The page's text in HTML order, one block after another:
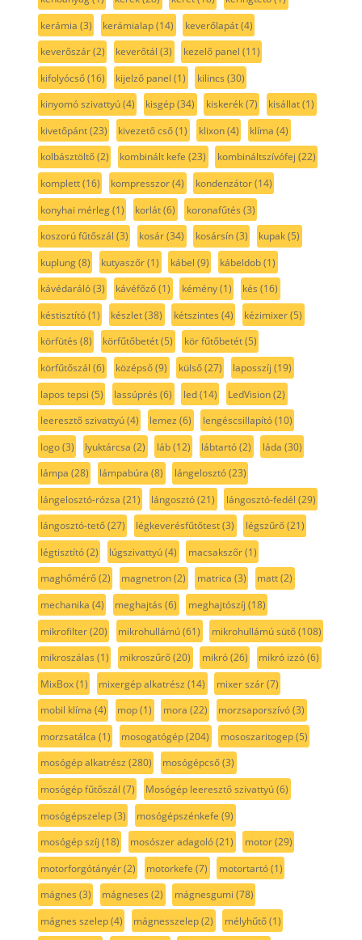
kerámia (3) kerámialap(14) keverőlapát(4)
keverőszár(2) keverőtál (3) kezelő panel (11)
kifolyócső(16) kijelző panel (1) kilincs (30)
kinyomó szivattyú(4) kisgép(34) kiskerék(7) kisállat(1)
kivetőpánt(23) kivezető cső(1) klixon(4) klíma (4)
kolbásztöltő(2) kombinált kefe (23) kombináltszívófej (22)
komplett(16) kompresszor(4) kondenzátor(14)
konyhai mérleg(1) korlát(6) koronafűtés (3)
koszorú fűtőszál (3) kosár(34) kosársín(3) kupak(5)
kuplung(8) kutyaszőr(1) kábel (9) kábeldob(1)
kávédaráló(3) kávéfőző(1) kémény(1) kés (16)
késtisztító(1) készlet(38) kétszintes (4) kézimixer(5)
körfütés (8) körfűtőbetét(5) kör fűtőbetét(5)
körfűtőszál (6) középső(9) külső(27) laposszíj (19)
lapos tepsi (5) lassúprés (6) led(14) LedVision(2)
leeresztő szivattyú(4) lemez (6) lengéscsillapító(10)
logo(3) lyuktárcsa (2) láb(12) lábtartó(2) láda (30)
lámpa (28) lámpabúra (8) lángelosztó(23)
lángelosztó-rózsa (21) lángosztó(21) lángosztó-fedél (29)
lángosztó-tető(27) légkeverésfűtőtest(3) légszűrő(21)
légtisztító(2) lúgszivattyú(4) macsakszőr(1)
maghőmérő(2) magnetron(2) matrica (3) matt(2)
mechanika (4) meghajtás (6) meghajtószíj (18)
mikrofilter(20) mikrohullámú(61) mikrohullámú sütő(108)
mikroszálas (1) mikroszűrő(20) mikró(26) mikró izzó(6)
MixBox(1) mixergép alkatrész (14) mixer szár(7)
mobil klíma (4) mop(1) mora (22) morzsaporszívó(3)
morzsatálca (1) mosogatógép(204) mososzaritogep(5)
mosógép alkatrész (280) mosógépcső(3)
mosógép fűtőszál (7) Mosógép leeresztő szivattyú(6)
mosógépszelep(3) mosógépszénkefe (9)
mosógép szíj (18) mosószer adagoló(21) motor(29)
motorforgótányér(2) motorkefe (7) motortartó(1)
mágnes (3) mágneses (2) mágnesgumi (78)
mágnes szelep(4) mágnesszelep(2) mélyhűtő(1)